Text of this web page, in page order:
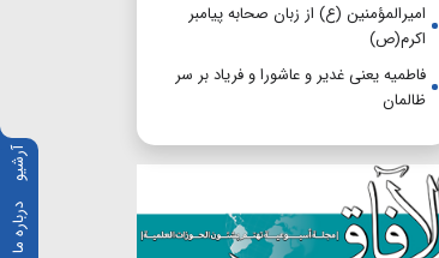
آرشیو
درباره ما
امیرالمؤمنین (ع) از زبان صحابه پیامبر
اکرم(ص)
فاطمیه یعنی غدیر و عاشورا و فریاد بر سر
ظالمان